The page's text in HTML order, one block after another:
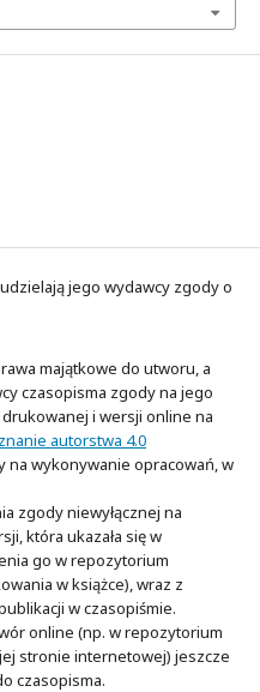
jego wydawcy zgody o
majątkowe do utworu, a
czasopisma zgody na jego
i wersji online na
autorstwa 4.0
na wykonywanie opracowań, w
zgody niewyłącznej na
która ukazała się w
go w repozytorium
w książce), wraz z
w czasopiśmie.
online (np. w repozytorium
stronie internetowej) jeszcze
czasopisma.